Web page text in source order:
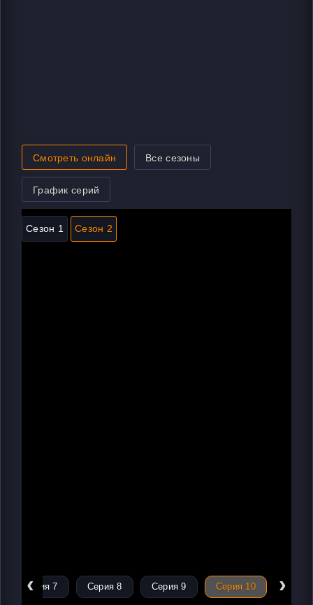
Смотреть онлайн Все сезоны
График серий
Сезон 1 Сезон 2
‹
Серия 7 Серия 8 Серия 9 Серия 10 ›